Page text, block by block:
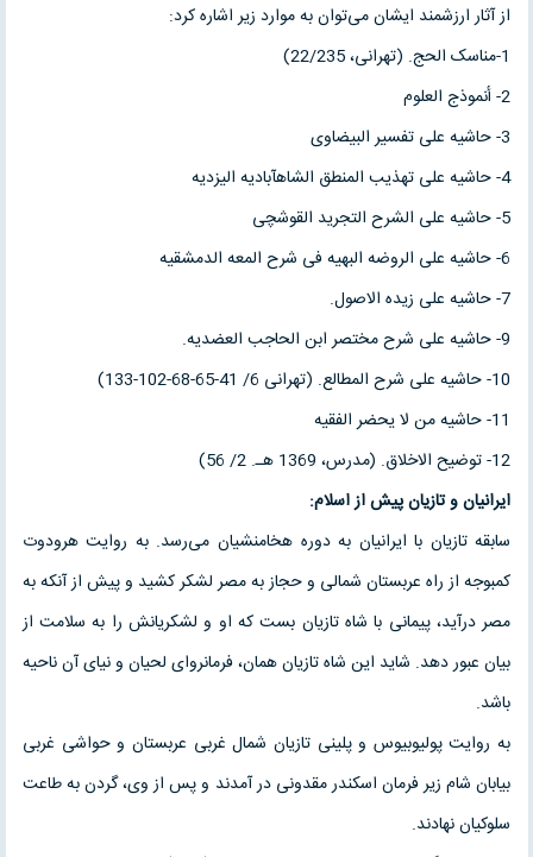
از آثار ارزشمند ایشان می‌توان به موارد زیر اشاره کرد:
1-مناسک الحج. (تهرانی، 22/235)
2- أنموذج العلوم
3- حاشیه علی تفسیر البیضاوی
4- حاشیه علی تهذیب المنطق الشاهآبادیه الیزدیه
5- حاشیه علی الشرح التجرید القوشچی
6- حاشیه علی الروضه البهیه فی شرح المعه الدمشقیه
7- حاشیه علی زیده الاصول.
9- حاشیه علی شرح مختصر ابن الحاجب العضدیه.
10- حاشیه علی شرح المطالع. (تهرانی 6/ 41-65-68-102-133)
11- حاشیه من لا یحضر الفقیه
12- توضیح الاخلاق. (مدرس، 1369 هـ. 2/ 56)
ایرانیان و تازیان پیش از اسلام:
سابقه تازیان با ایرانیان به دوره هخامنشیان می‌رسد. به روایت هرودوت
کمبوجه از راه عربستان شمالی و حجاز به مصر لشکر کشید و پیش از آنکه به
مصر درآید، پیمانی با شاه تازیان بست که او و لشکریانش را به سلامت از
بیان عبور دهد. شاید این شاه تازیان همان، فرمانروای لحیان و نیای آن ناحیه
باشد.
به روایت پولیوبیوس و پلینی تازیان شمال غربی عربستان و حواشی غربی
بیابان شام زیر فرمان اسکندر مقدونی در آمدند و پس از وی، گردن به طاعت
سلوکیان نهادند.